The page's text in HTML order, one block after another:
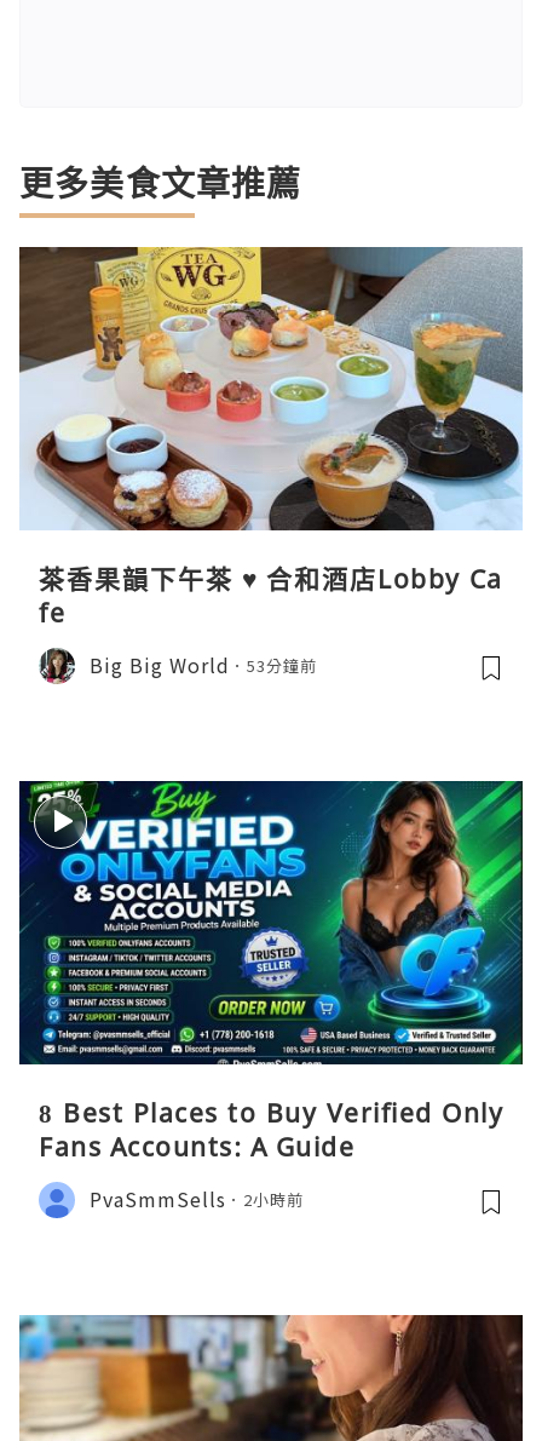
更多美食文章推薦
茶香果韻下午茶 ♥ 合和酒店Lobby Ca
fe
Big Big World 53分鐘前
8 Best Places to Buy Verified Only
Fans Accounts: A Guide
PvaSmmSells 2小時前